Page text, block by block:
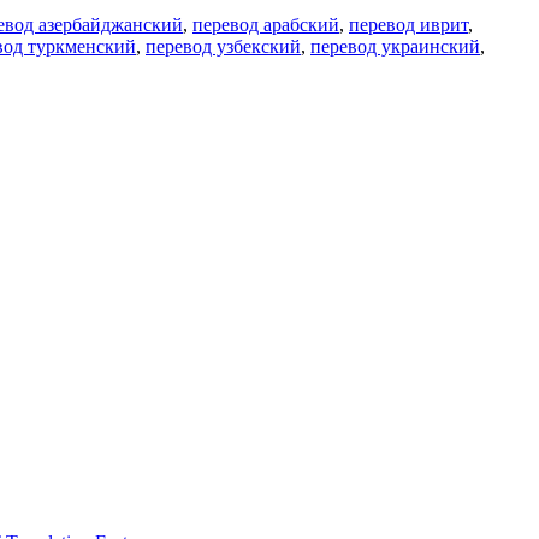
азербайджанский, перевод арабский, перевод иврит,
туркменский, перевод узбекский, перевод украинский,